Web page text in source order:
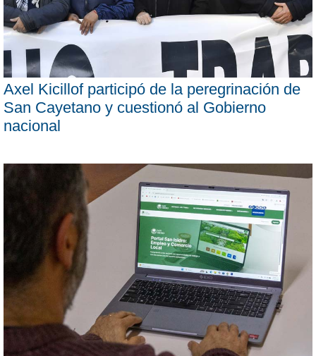
Axel Kicillof participó de la peregrinación de
San Cayetano y cuestionó al Gobierno
nacional